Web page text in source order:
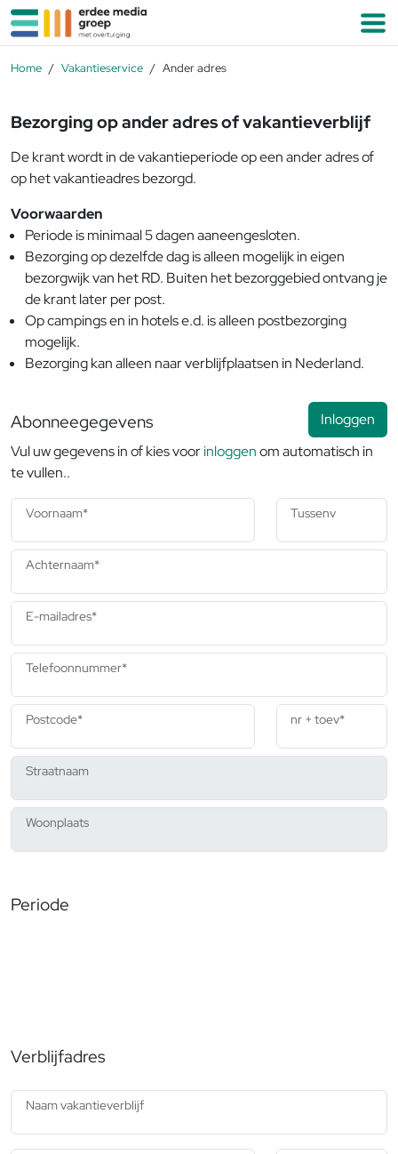
Ga naar de inhoud
Home Vakantieservice Ander adres
Bezorging op ander adres of vakantieverblijf
De krant wordt in de vakantieperiode op een ander adres of
op het vakantieadres bezorgd.
Voorwaarden
Periode is minimaal 5 dagen aaneengesloten.
Bezorging op dezelfde dag is alleen mogelijk in eigen
bezorgwijk van het RD. Buiten het bezorggebied ontvang je
de krant later per post.
Op campings en in hotels e.d. is alleen postbezorging
mogelijk.
Bezorging kan alleen naar verblijfplaatsen in Nederland.
Abonneegegevens
Vul uw gegevens in of kies voorinloggenom automatisch in
te vullen..
Inloggen
Voornaam* Tussenvoegsel
Achternaam*
E-mailadres*
Telefoonnummer*
Postcode* nr + toev*
Straatnaam
Woonplaats
Periode
Verblijfadres
Naam vakantieverblijf